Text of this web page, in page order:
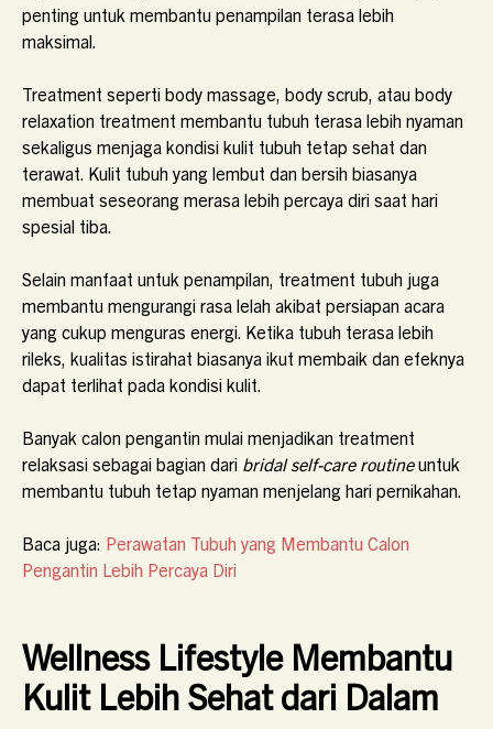
penting untuk membantu penampilan terasa lebih
maksimal.
Treatment seperti body massage, body scrub, atau body
relaxation treatment membantu tubuh terasa lebih nyaman
sekaligus menjaga kondisi kulit tubuh tetap sehat dan
terawat. Kulit tubuh yang lembut dan bersih biasanya
membuat seseorang merasa lebih percaya diri saat hari
spesial tiba.
Selain manfaat untuk penampilan, treatment tubuh juga
membantu mengurangi rasa lelah akibat persiapan acara
yang cukup menguras energi. Ketika tubuh terasa lebih
rileks, kualitas istirahat biasanya ikut membaik dan efeknya
dapat terlihat pada kondisi kulit.
Banyak calon pengantin mulai menjadikan treatment
relaksasi sebagai bagian dari bridal self-care routineuntuk
membantu tubuh tetap nyaman menjelang hari pernikahan.
Baca juga: Perawatan Tubuh yang Membantu Calon
Pengantin Lebih Percaya Diri
Wellness Lifestyle Membantu
Kulit Lebih Sehat dari Dalam